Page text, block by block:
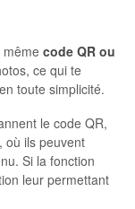
même code QR ou
ce qui te
toute simplicité.
le code QR,
où ils peuvent
Si la fonction
leur permettant